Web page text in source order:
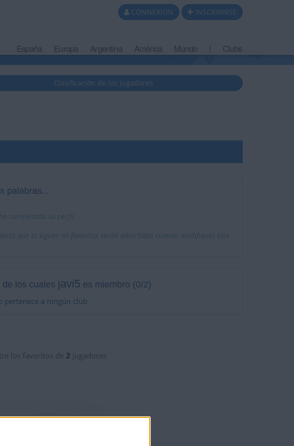
CONNEXION INSCRIBIRSE
España Europa Argentina América Mundo Clubs
Clasificación de los jugadores
palabras...
completado su perfil.
que te siguen en favoritos serán advertidos cuando modifiques este
de los cuales javi5 es miembro (0/2)
pertenece a ningún club
los favoritos de 2 jugadores